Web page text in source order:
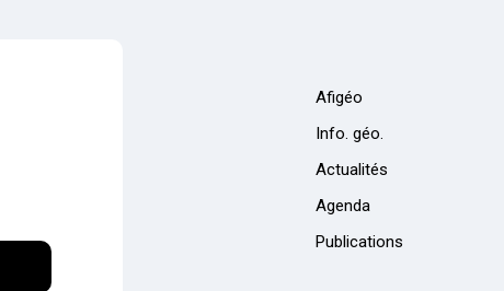
Afigéo
Info. géo.
Actualités
Agenda
Publications